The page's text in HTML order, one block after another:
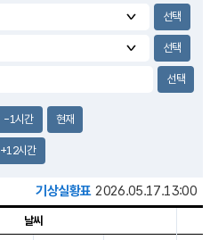
-1시간 현재
+12시간
기상실황표 2026.05.17.13:00
날씨